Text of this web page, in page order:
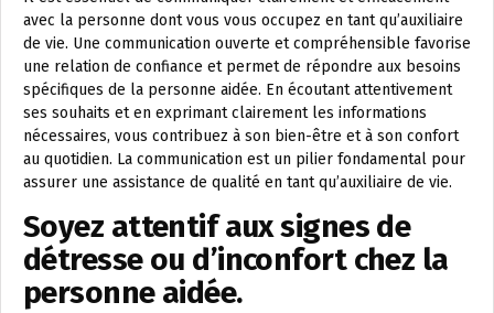
avec la personne dont vous vous occupez en tant qu’auxiliaire
de vie. Une communication ouverte et compréhensible favorise
une relation de confiance et permet de répondre aux besoins
spécifiques de la personne aidée. En écoutant attentivement
ses souhaits et en exprimant clairement les informations
nécessaires, vous contribuez à son bien-être et à son confort
au quotidien. La communication est un pilier fondamental pour
assurer une assistance de qualité en tant qu’auxiliaire de vie.
Soyez attentif aux signes de
détresse ou d’inconfort chez la
personne aidée.